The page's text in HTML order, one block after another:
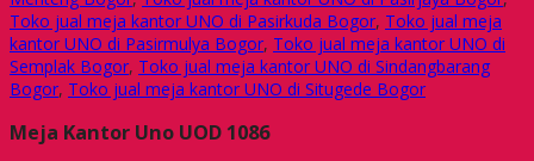
Toko jual meja kantor UNO di Pasirkuda Bogor, Toko jual meja
kantor UNO di Pasirmulya Bogor, Toko jual meja kantor UNO di
Semplak Bogor, Toko jual meja kantor UNO di Sindangbarang
Bogor, Toko jual meja kantor UNO di Situgede Bogor
Meja Kantor Uno UOD 1086